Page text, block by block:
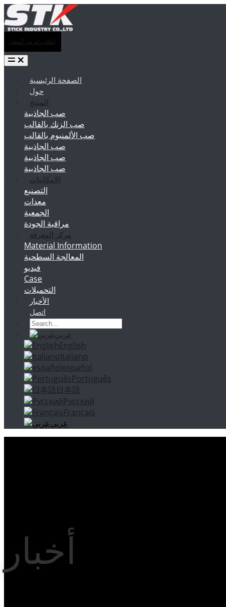
اطلب عرض أسعار
الصفحة الرئيسية
حول
المنتج
صب الجاذبية
صب الزنك بالقالب
صب الألمنيوم بالقالب
صب الجاذبية
صب الجاذبية
صب الجاذبية
الإمكانيات
التصنيع
معدات
الجمعية
مراقبة الجودة
مركز المعرفة
Material Information
المعالجة السطحية
فيديو
Case
التحميلات
الأخبار
اتصل
عربي
English
Italiano
español
Português
日本語
Русский
Français
عربي
أخبار